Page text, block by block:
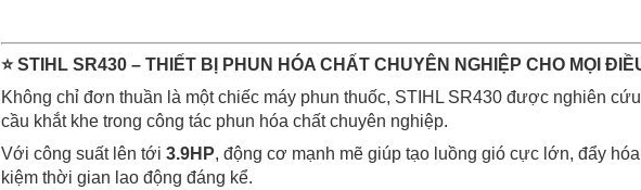
⭐ STIHL SR430 – THIẾT BỊ PHUN HÓA CHẤT CHUYÊN NGHIỆP CHO MỌI
Không chỉ đơn thuần là một chiếc máy phun thuốc, STIHL SR430 được nghiên
cầu khắt khe trong công tác phun hóa chất chuyên nghiệp.
Với công suất lên tới 3.9HP, động cơ mạnh mẽ giúp tạo luồng gió cực lớn, đẩy
kiệm thời gian lao động đáng kể.